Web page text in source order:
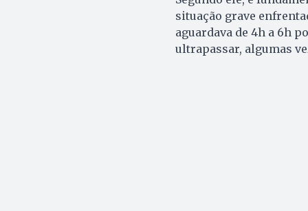
situação grave
aguardava de 4h a 6h
ultrapassar, algumas